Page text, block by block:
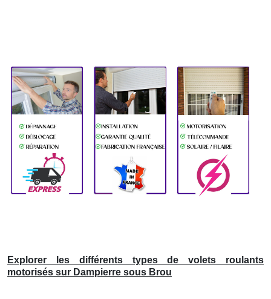
Explorer les différents types de volets roulants
motorisés sur Dampierre sous Brou